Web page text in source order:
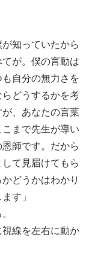
知っていたから
が。僕の言動は
自分の無力さを
どうするかを考
、あなたの言葉
まで先生が導い
師です。だから
て見届けてもら
どうかはわかり
す」
線を左右に動か